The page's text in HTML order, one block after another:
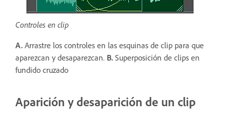
Controles en clip
A. Arrastre los controles en las esquinas de clip para que
aparezcan y desaparezcan. B. Superposición de clips en
fundido cruzado
Aparición y desaparición de un clip